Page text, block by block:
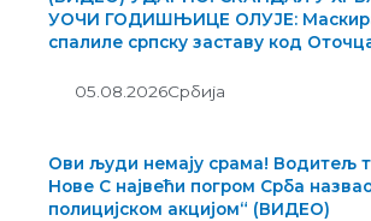
УОЧИ ГОДИШЊИЦЕ ОЛУЈЕ:
спалиле српску заставу код
05.08.2026Србија
Ови људи немају срама! Водитељ
Нове С највећи погром Срба
полицијском акцијом“ (ВИДЕО)